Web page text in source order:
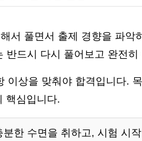
서 풀면서 출제 경향을 파
반드시 다시 풀어보고 완전히
이상을 맞춰야 합격입니다.
핵심입니다.
한 수면을 취하고, 시험 시